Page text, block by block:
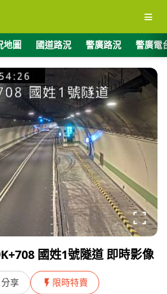
≡
地圖 國道路況 警廣路況 警廣電
國姓1號隧道 即時影像
分享 限時特賣